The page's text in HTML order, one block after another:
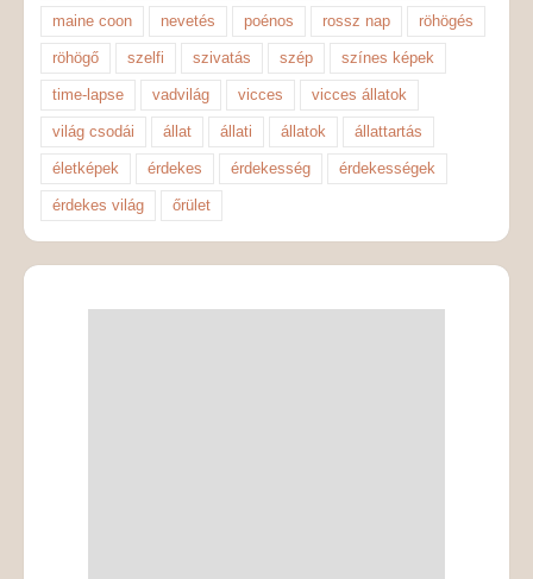
maine coon nevetés poénos rossz nap röhögés
röhögő szelfi szivatás szép színes képek
time-lapse vadvilág vicces vicces állatok
világ csodái állat állati állatok állattartás
életképek érdekes érdekesség érdekességek
érdekes világ őrület